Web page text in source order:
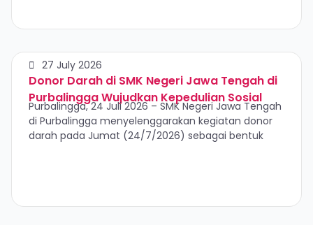
27 July 2026
Donor Darah di SMK Negeri Jawa Tengah di
Purbalingga Wujudkan Kepedulian Sosial
Purbalingga, 24 Juli 2026 – SMK Negeri Jawa Tengah
di Purbalingga menyelenggarakan kegiatan donor
darah pada Jumat (24/7/2026) sebagai bentuk